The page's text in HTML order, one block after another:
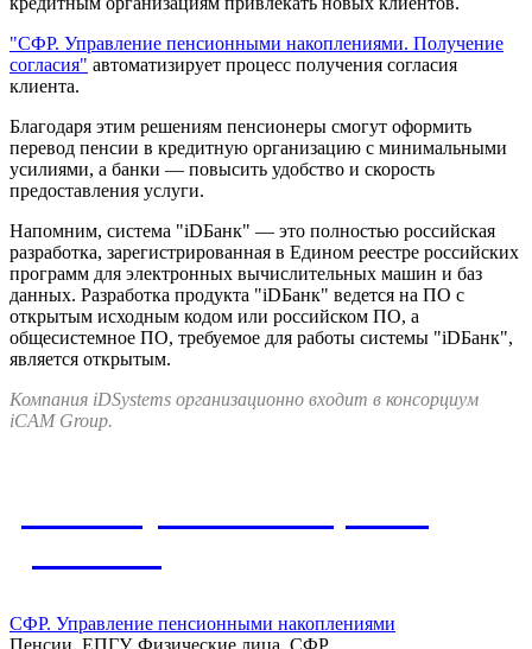
"СФР. Управление пенсионными накоплениями. Получение
согласия" автоматизирует процесс получения согласия
клиента.
Благодаря этим решениям пенсионеры смогут оформить
перевод пенсии в кредитную организацию с минимальными
усилиями, а банки — повысить удобство и скорость
предоставления услуги.
Напомним, система "iDБанк" — это полностью российская
разработка, зарегистрированная в Едином реестре российских
программ для электронных вычислительных машин и баз
данных. Разработка продукта "iDБанк" ведется на ПО с
открытым исходным кодом или российском ПО, а
общесистемное ПО, требуемое для работы системы "iDБанк",
является открытым.
Компания iDSystems организационно входит в консорциум
iCAM Group.
СФР. Управление пенсионными накоплениями